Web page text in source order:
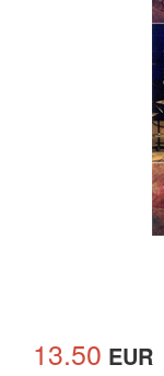
13.50 EUR